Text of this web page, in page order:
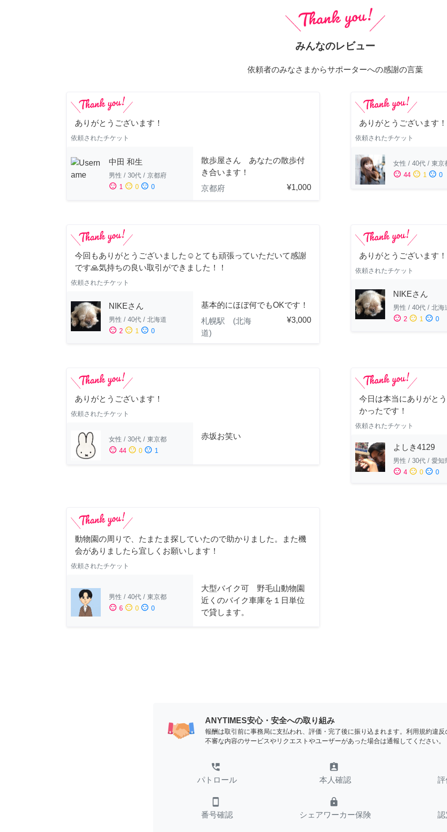
みんなのレビュー
依頼者のみなさまからサポーターへの感謝の言葉
ありがとうございます！
依頼されたチケット
中田 和生
男性 / 30代 / 京都府
sentiment_satisfied 1 sentiment_neutral 0 sentiment_dissatisfied 0
散歩屋さん あなたの散歩付
き合います！
京都府
¥1,000
ありがとうございます！
依頼されたチケット
女性 / 40代 / 東京
sentiment_satisfied 44 sentiment_neutral 1 sentiment_dissatisfied 0
今回もありがとうございました☺️とても頑張っていただいて感謝
です🙏気持ちの良い取引ができました！！
依頼されたチケット
NIKEさん
男性 / 40代 / 北海道
sentiment_satisfied 2 sentiment_neutral 1 sentiment_dissatisfied 0
基本的にほぼ何でもOKです！
札幌駅 (北海
道)
¥3,000
ありがとうございます！
依頼されたチケット
NIKEさん
男性 / 40代 / 北海
sentiment_satisfied 2 sentiment_neutral 1 sentiment_dissatisfied 0
ありがとうございます！
依頼されたチケット
女性 / 30代 / 東京都
sentiment_satisfied 44 sentiment_neutral 0 sentiment_dissatisfied 1
赤坂お笑い
今日は本当にありがと
かったです！
依頼されたチケット
よしき4129
男性 / 30代 / 愛知
sentiment_satisfied 4 sentiment_neutral 0 sentiment_dissatisfied 0
動物園の周りで、たまたま探していたので助かりました。また機
会がありましたら宜しくお願いします！
依頼されたチケット
男性 / 40代 / 東京都
sentiment_satisfied 6 sentiment_neutral 0 sentiment_dissatisfied 0
大型バイク可 野毛山動物園
近くのバイク車庫を１日単位
で貸します。
ANYTIMES安心・安全への取り組み
報酬は取引前に事務局に支払われ、評価・完了後に振り込まれます。利用規約違
不審な内容のサービスやリクエストやユーザーがあった場合は通報してください。
perm_phone_msg
パトロール
assignment_ind
本人確認
smartphone
番号確認
lock
シェアワーカー保険